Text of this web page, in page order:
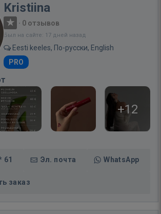
Kristiina
· 0 отзывов
Был на сайте: 17 дней назад
Eesti keeles, По-русски, English
PRO
+12
61 Эл. почта WhatsApp
заказ